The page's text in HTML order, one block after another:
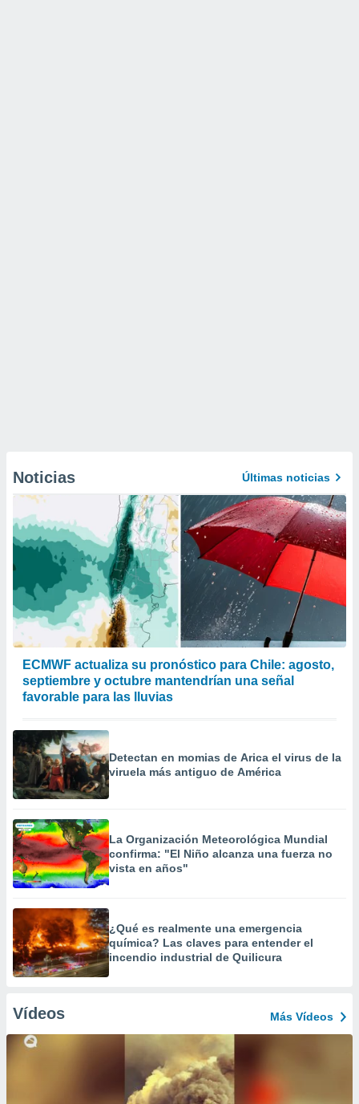
Noticias Últimas noticias
ECMWF actualiza su pronóstico para Chile: agosto,
septiembre y octubre mantendrían una señal
favorable para las lluvias
Detectan en momias de Arica el virus de la
viruela más antiguo de América
La Organización Meteorológica Mundial
confirma: "El Niño alcanza una fuerza no
vista en años"
¿Qué es realmente una emergencia
química? Las claves para entender el
incendio industrial de Quilicura
Vídeos Más Vídeos